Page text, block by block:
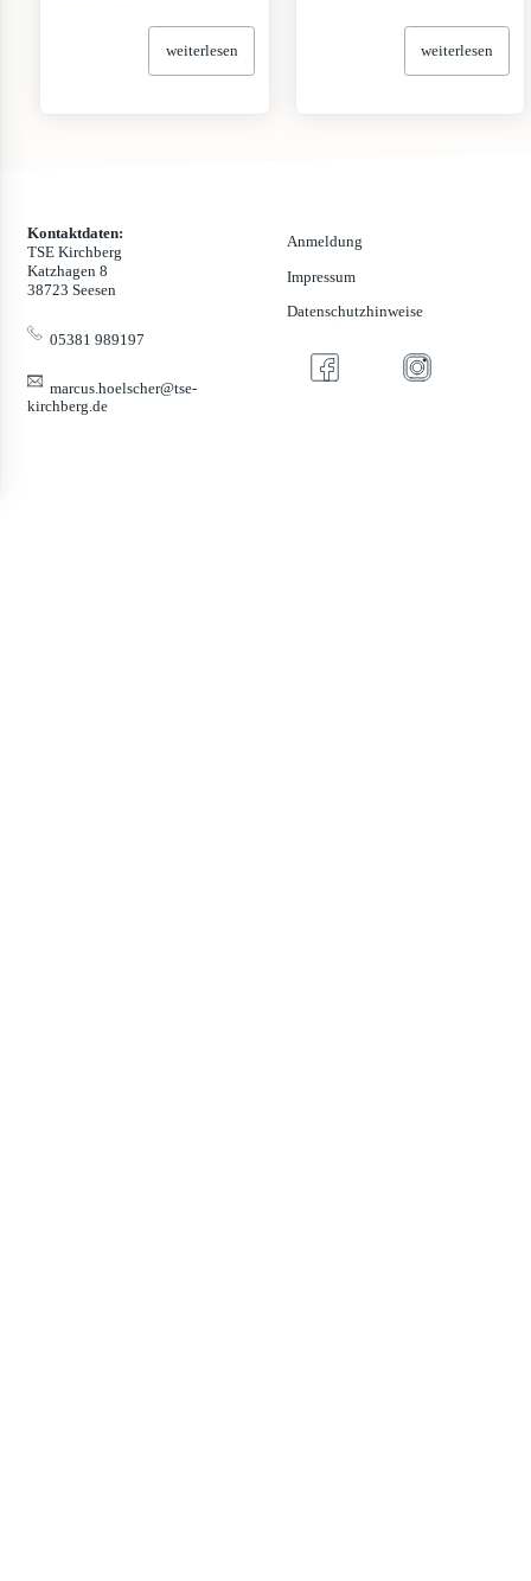
weiterlesen weiterlesen
Kontaktdaten:
TSE Kirchberg
Katzhagen 8
38723 Seesen
05381 989197
marcus.hoelscher@tse-
kirchberg.de
Anmeldung
Impressum
Datenschutzhinweise